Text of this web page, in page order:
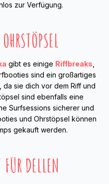
zur Verfügung.
gibt es einige Riffbreaks
sind ein großartiges
sie dich vor dem Riff und
sind ebenfalls eine
Surfsessions sicherer und
und Ohrstöpsel können
gekauft werden.
FÜR DELLEN